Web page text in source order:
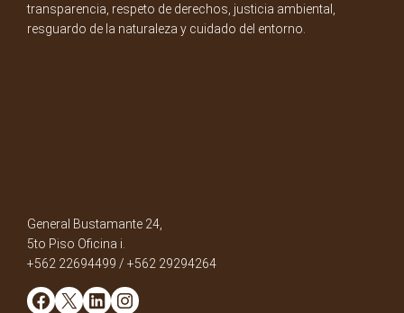
transparencia, respeto de derechos, justicia ambiental,
resguardo de la naturaleza y cuidado del entorno.
General Bustamante 24,
5to Piso Oficina i.
+562 22694499 / +562 29294264